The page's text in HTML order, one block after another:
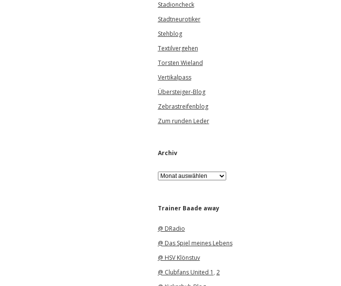
Stadioncheck
Stadtneurotiker
Stehblog
Textilvergehen
Torsten Wieland
Vertikalpass
Übersteiger-Blog
Zebrastreifenblog
Zum runden Leder
Archiv
A
r
iTrainer Baade away
@ DRadio
@ Das Spiel meines Lebens
@ HSV Klönstuv
@ Clubfans United 1 , 2